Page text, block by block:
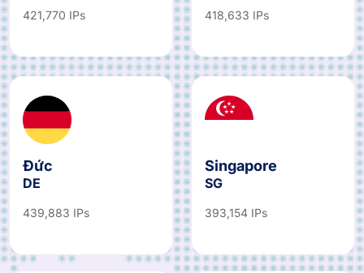
421,770 IPs 418,633 IPs
Đức
DE
439,883 IPs
Singapore
SG
393,154 IPs